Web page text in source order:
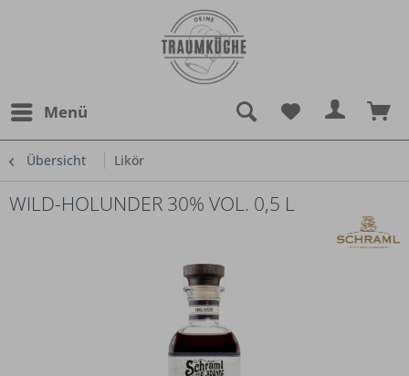
Menü
Übersicht Likör
WILD-HOLUNDER 30% VOL. 0,5 L